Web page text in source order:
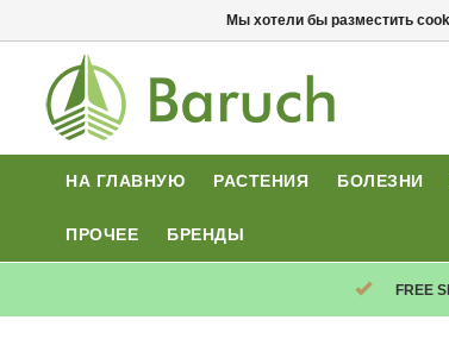
НА ГЛАВНУЮ РАСТЕНИЯ БОЛЕЗНИ
ПРОЧЕЕ БРЕНДЫ
FREE
Мы хотели бы разместить